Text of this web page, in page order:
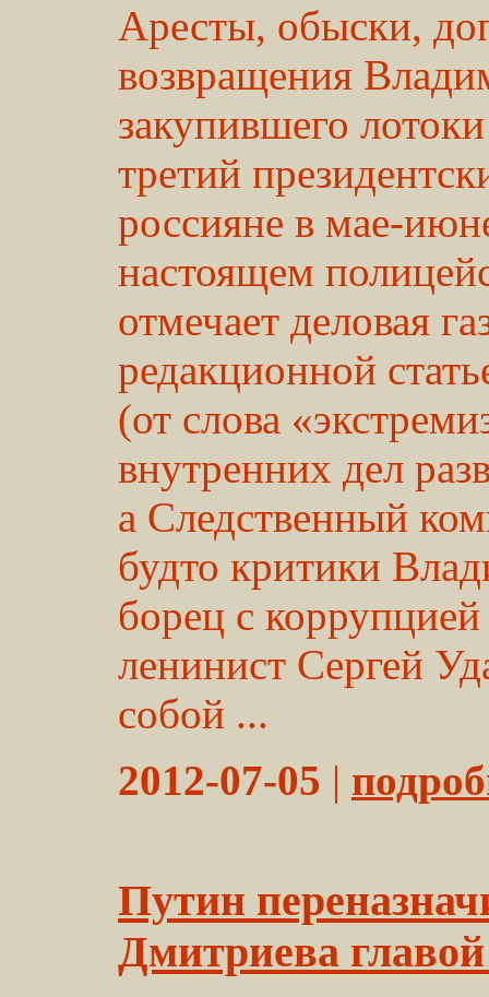
Аресты, обыски,
возвращения
закупившего
третий
россияне в мае-
настоящем
отмечает деловая
редакционной
(от слова
внутренних дел
а Следственный
будто критики
борец с
ленинист Сергей
собой ...
2012-07-05 |
Путин
Дмитриева